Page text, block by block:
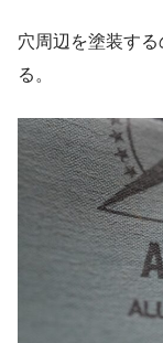
穴周辺を塗装す
る。